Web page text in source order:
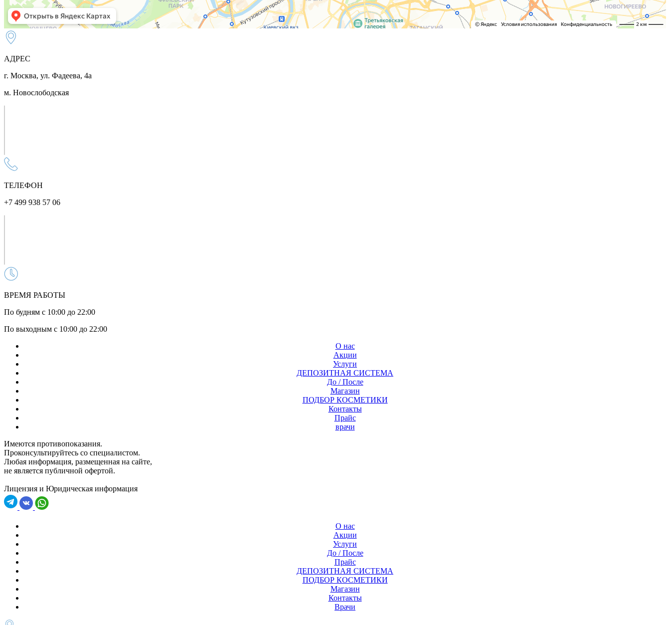
АДРЕС
г. Москва, ул. Фадеева, 4а
м. Новослободская
ТЕЛЕФОН
+7 499 938 57 06
ВРЕМЯ РАБОТЫ
По будням с 10:00 до 22:00
По выходным с 10:00 до 22:00
О нас
Акции
Услуги
ДЕПОЗИТНАЯ СИСТЕМА
До / После
Магазин
ПОДБОР КОСМЕТИКИ
Контакты
Прайс
врачи
Имеются противопоказания.
Проконсультируйтесь со специалистом.
Любая информация, размещенная на сайте,
не является публичной офертой.
Лицензия и Юридическая информация
О нас
Акции
Услуги
До / После
Прайс
ДЕПОЗИТНАЯ СИСТЕМА
ПОДБОР КОСМЕТИКИ
Магазин
Контакты
Врачи